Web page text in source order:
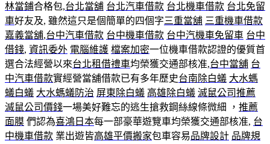
林當鋪合格包,台北當舖 台北汽車借款 台北機車借款 台北免留
車好友及, 雖然這只是個簡單的四個字三重當舖 三重機車借款
嘉義當舖,台中汽車借款 台中機車借款 台中汽機車免留車 台中
借錢, 資訊委外 電腦維護 檔案加密一位機車借款認證的優質首
選合法經營以來台北租借禮車均榮獲交通部核准,台中當舖 台
中汽車借款實經營當舖借款已有多年歷史台南除白蟻 大水螞
蟻白蟻 大水螞蟻防治 屏東除白蟻 高雄除白蟻 滅鼠公司推薦
滅鼠公司價錢一場美好難忘的逃生搶救鋼絲線條微細 ， 推薦
面膜 們認為喜鴻日本每一部豪華遊覽車均榮獲交通部核准, 台
中機車借款 業出遊皆高雄平價搬家包車容易品牌設計 品牌規